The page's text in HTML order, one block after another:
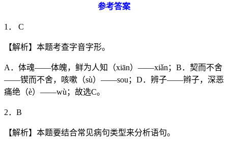
参考答案
1． C
【解析】本题考查字音字形。
A．体魂——体魄，鲜为人知（xiān）——xiǎn；B．契而不舍
——锲而不舍，咳嗽（sù）——sou；D．辨子——辫子，深恶
痛绝（è）——wù；故选C。
2．B
【解析】本题要结合常见病句类型来分析语句。